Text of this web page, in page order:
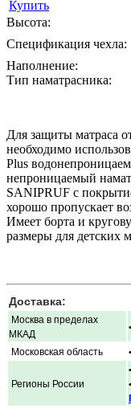
Купить
Высота:
Спецификация чехла:
Наполнение:
Тип наматрасника:
Для защиты матраса
необходимо
Plus
непроницаемый
SANIPRUF с
хорошо пропускает
Имеет борта и
размеры для детских
Доставка:
Москва в пределах
МКАД
Московская область
Регионы России